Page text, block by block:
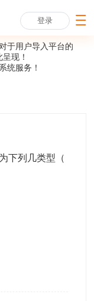
登录
于用户导入平台的
现！
统服务！
下列几类型（